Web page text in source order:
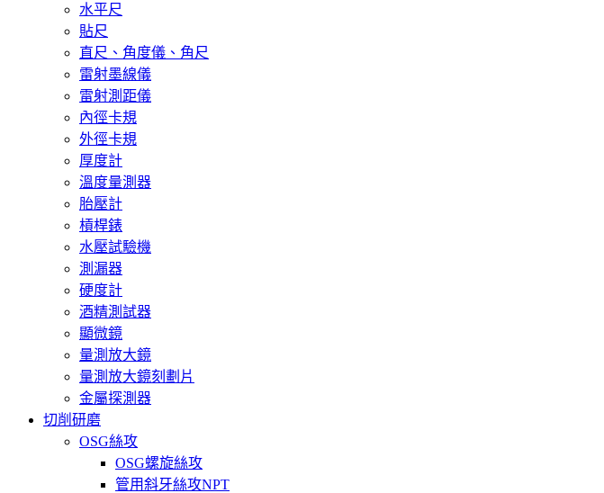
水平尺
貼尺
直尺、角度儀、角尺
雷射墨線儀
雷射測距儀
內徑卡規
外徑卡規
厚度計
溫度量測器
胎壓計
槓桿錶
水壓試驗機
測漏器
硬度計
酒精測試器
顯微鏡
量測放大鏡
量測放大鏡刻劃片
金屬探測器
切削研磨
OSG絲攻
OSG螺旋絲攻
管用斜牙絲攻NPT